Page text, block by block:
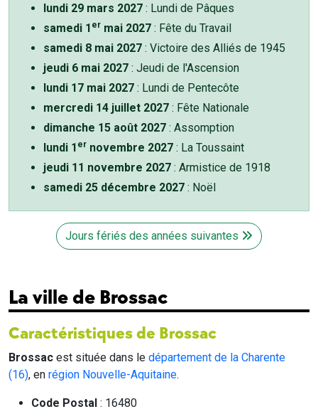
lundi 29 mars 2027 : Lundi de Pâques
samedi 1 er mai 2027 : Fête du Travail
samedi 8 mai 2027 : Victoire des Alliés de 1945
jeudi 6 mai 2027 : Jeudi de l'Ascension
lundi 17 mai 2027 : Lundi de Pentecôte
mercredi 14 juillet 2027 : Fête Nationale
dimanche 15 août 2027 : Assomption
lundi 1 er novembre 2027 : La Toussaint
jeudi 11 novembre 2027 : Armistice de 1918
samedi 25 décembre 2027 : Noël
Jours fériés des années suivantes
La ville de Brossac
Caractéristiques de Brossac
Brossac est située dans le département de la Charente
(16), en région Nouvelle-Aquitaine.
Code Postal : 16480